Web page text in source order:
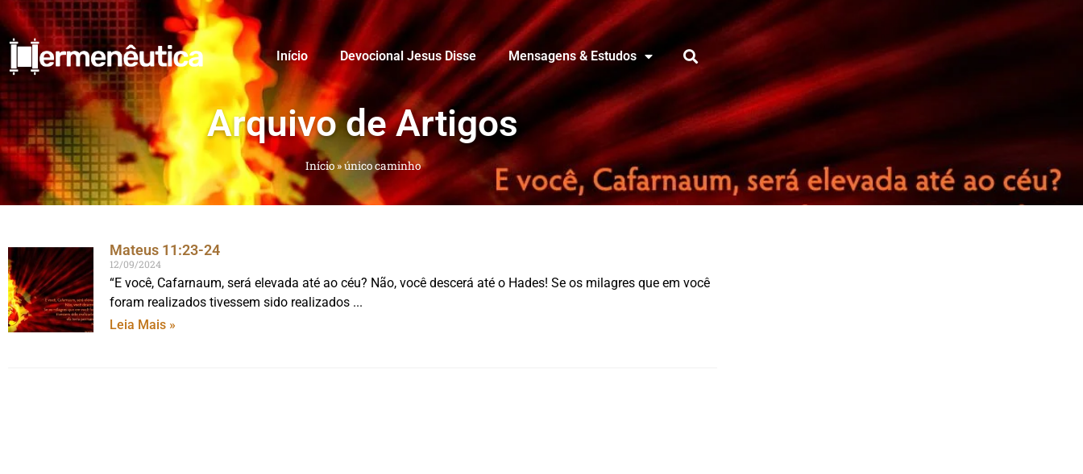
Início Devocional Jesus Disse Mensagens & Estudos
Arquivo de Artigos
Início»único caminho
Mateus 11:23-24
12/09/2024
“E você, Cafarnaum, será elevada até ao céu? Não, você descerá até o Hades! Se os milagres que em você
foram realizados tivessem sido realizados
Leia Mais »